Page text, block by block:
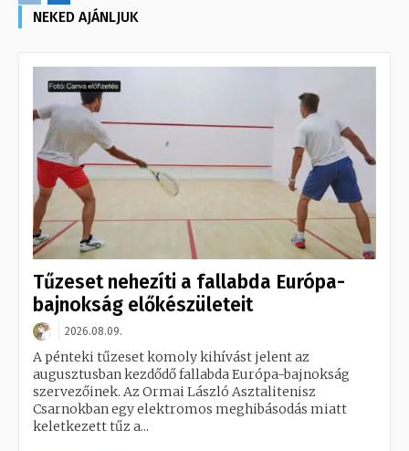
NEKED AJÁNLJUK
Tűzeset nehezíti a fallabda Európa-
bajnokság előkészületeit
2026.08.09.
A pénteki tűzeset komoly kihívást jelent az
augusztusban kezdődő fallabda Európa-bajnokság
szervezőinek. Az Ormai László Asztalitenisz
Csarnokban egy elektromos meghibásodás miatt
keletkezett tűz a...